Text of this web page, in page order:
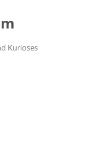
Kurioses